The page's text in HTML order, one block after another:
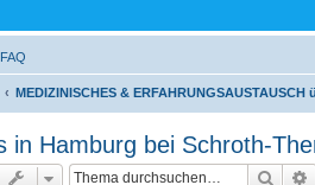
FAQ
MEDIZINISCHES &
in Hamburg bei Schroth-
Suche